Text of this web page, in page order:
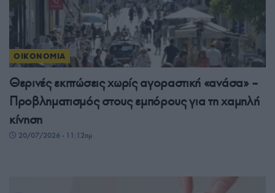
ΟΙΚΟΝΟΜΙΑ
Θερινές εκπτώσεις χωρίς αγοραστική «ανάσα» –
Προβληματισμός στους εμπόρους για τη χαμηλή
κίνηση
20/07/2026 - 11:12πμ